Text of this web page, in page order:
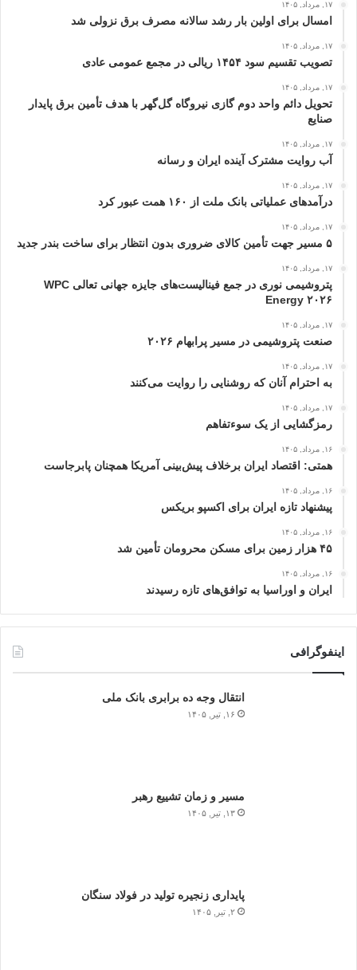
۱۷, مرداد, ۱۴۰۵
امسال برای اولین بار رشد سالانه مصرف برق نزولی شد
۱۷, مرداد, ۱۴۰۵
تصویب تقسیم سود ۱۴۵۴ ریالی در مجمع عمومی عادی
۱۷, مرداد, ۱۴۰۵
تحویل دائم واحد دوم گازی نیروگاه گل‌گهر با هدف تأمین برق پایدار
صنایع
۱۷, مرداد, ۱۴۰۵
آب روایت مشترک آینده ایران و رسانه
۱۷, مرداد, ۱۴۰۵
درآمدهای عملیاتی بانک ملت از ۱۶۰ همت عبور كرد
۱۷, مرداد, ۱۴۰۵
۵ مسیر جهت تأمین کالای ضروری بدون انتظار برای ساخت بندر جدید
۱۷, مرداد, ۱۴۰۵
پتروشیمی نوری در جمع فینالیست‌های جایزه جهانی تعالی WPC
Energy ۲۰۲۶
۱۷, مرداد, ۱۴۰۵
صنعت پتروشیمی در مسیر پرابهام ۲۰۲۶
۱۷, مرداد, ۱۴۰۵
به احترام آنان که روشنایی را روایت می‌کنند
۱۷, مرداد, ۱۴۰۵
رمزگشایی از یک سوءتفاهم
۱۶, مرداد, ۱۴۰۵
همتی: اقتصاد ایران برخلاف پیش‌بینی آمریکا همچنان پابرجاست
۱۶, مرداد, ۱۴۰۵
پیشنهاد تازه ایران برای اکسپو بریکس
۱۶, مرداد, ۱۴۰۵
۴۵ هزار زمین برای مسکن محرومان تأمین شد
۱۶, مرداد, ۱۴۰۵
ایران و اوراسیا به توافق‌های تازه رسیدند
اینفوگرافی
انتقال وجه ده برابری بانک ملی
۱۶, تیر, ۱۴۰۵
مسیر و زمان تشییع رهبر
۱۳, تیر, ۱۴۰۵
پایداری زنجیره تولید در فولاد سنگان
۲, تیر, ۱۴۰۵